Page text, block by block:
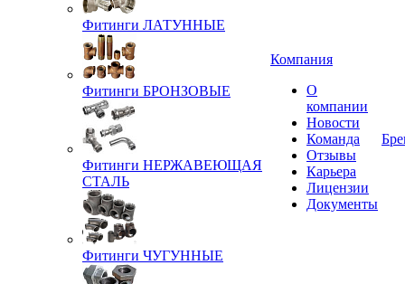
Фитинги ЛАТУННЫЕ
Фитинги БРОНЗОВЫЕ
Фитинги НЕРЖАВЕЮЩАЯ
СТАЛЬ
Фитинги ЧУГУННЫЕ
Компания
О
компании
Новости
Команда
Отзывы
Карьера
Лицензии
Документы